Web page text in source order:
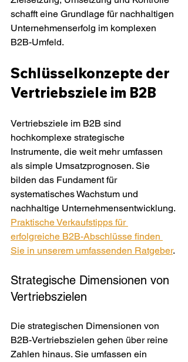
schafft eine Grundlage für nachhaltigen
Unternehmenserfolg im komplexen
B2B-Umfeld.
Schlüsselkonzepte der
Vertriebsziele im B2B
Vertriebsziele im B2B sind
hochkomplexe strategische
Instrumente, die weit mehr umfassen
als simple Umsatzprognosen. Sie
bilden das Fundament für
systematisches Wachstum und
nachhaltige Unternehmensentwicklung.
Praktische Verkaufstipps für
erfolgreiche B2B-Abschlüsse finden
Sie in unserem umfassenden Ratgeber.
Strategische Dimensionen von
Vertriebszielen
Die strategischen Dimensionen von
B2B-Vertriebszielen gehen über reine
Zahlen hinaus. Sie umfassen ein